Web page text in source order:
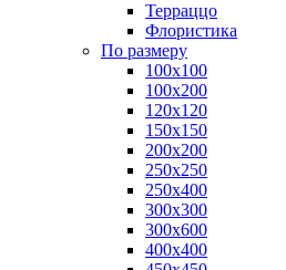
Терраццо
Флористика
По размеру
100х100
100х200
120х120
150х150
200х200
250х250
250х400
300х300
300х600
400х400